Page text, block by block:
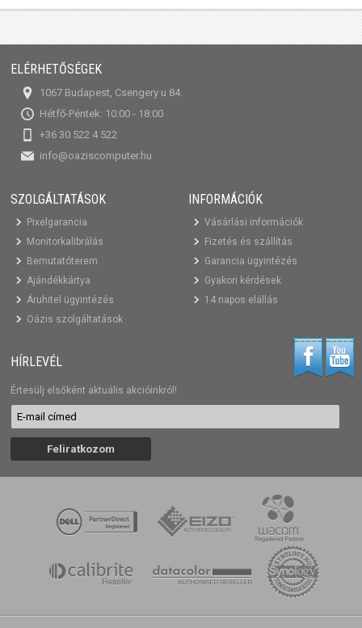
ELÉRHETŐSÉGEK
1067 Budapest, Csengery u 84.
Hétfő-Péntek: 10:00 - 18:00
+36 30 522 4 522
info@oaziscomputer.hu
SZOLGÁLTATÁSOK
Pixelgarancia
Monitorkalibrálás
Bemutatóterem
Ajándékkártya
Áruhitel ügyintézés
Oázis szolgáltatások
INFORMÁCIÓK
Vásárlási információk
Fizetés és szállítás
Garancia ügyintézés
Gyakori kérdések
14 napos elállás
HÍRLEVÉL
Értesülj elsőként aktuális akcióinkról!